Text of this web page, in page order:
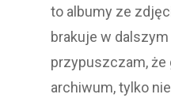
to albumy ze
brakuje w
przypuszczam, że
archiwum, tylko